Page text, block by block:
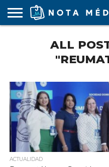
ARTÍCULO
ACTUALIDAD
EDUCACIÓN
ESTUDIANTES
FARMACÉUTICAS
GUBERNAMENTAL
HOSPITALES
Y CLÍNICAS
MARKETING
RESIDENTES
LABORAL
SOCIEDADES
MÉDICASALL
ACTUALIDAD